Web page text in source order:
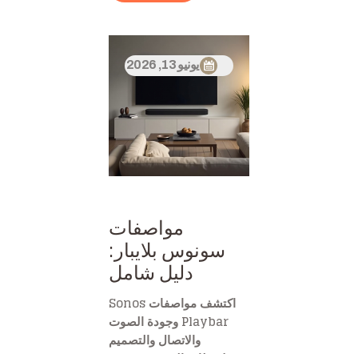
يونيو 13, 2026
مواصفات
سونوس بلايبار:
دليل شامل
اكتشف مواصفات Sonos
Playbar وجودة الصوت
والاتصال والتصميم